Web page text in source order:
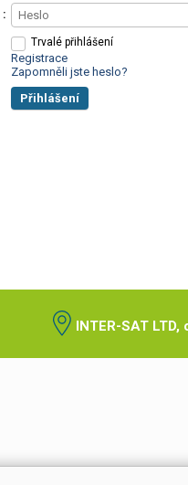
Trvalé přihlášení
Registrace
Zapomněli jste heslo?
Přihlášení
INTER-SAT LTD,